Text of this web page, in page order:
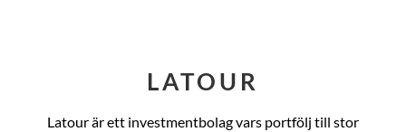
LATOUR
Latour är ett investmentbolag vars portfölj till stor